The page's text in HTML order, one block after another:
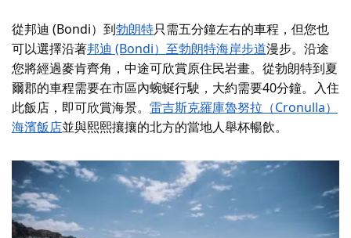
從邦迪 (Bondi）到勃朗特只需五分鐘左右的車程，但您也
可以選擇沿著邦迪 (Bondi）至勃朗特海岸步道漫步。沿途
您將經過麥肯齊角，中途可欣賞原住民岩畫。從勃朗特到夏
爾郡的車程需要在市區內蜿蜒行駛，大約需要40分鐘。入住
此飯店，即可欣賞海景。 雷吉斯克羅庫魯努拉（Cronulla）
海濱飯店並與熙熙攘攘的北方的當地人舉杯暢飲。